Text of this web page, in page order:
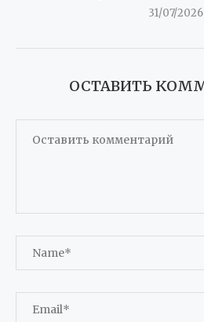
31/07/2026
ОСТАВИТЬ